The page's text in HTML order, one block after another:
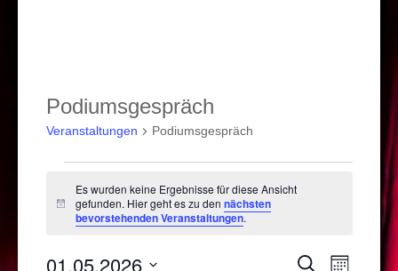
Podiumsgespräch
Veranstaltungen Podiumsgespräch
Hinweis
Es wurden keine Ergebnisse für diese Ansicht
gefunden. Hier geht es zu dennächsten
bevorstehenden Veranstaltungen.
Suche
01.05.2026